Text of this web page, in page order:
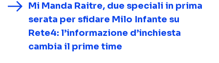
Mi Manda Raitre, due speciali in prima
serata per sfidare Milo Infante su
Rete4: l’informazione d’inchiesta
cambia il prime time